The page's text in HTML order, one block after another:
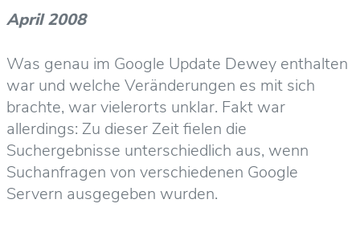
April 2008
Was genau im Google Update Dewey enthalten
war und welche Veränderungen es mit sich
brachte, war vielerorts unklar. Fakt war
allerdings: Zu dieser Zeit fielen die
Suchergebnisse unterschiedlich aus, wenn
Suchanfragen von verschiedenen Google
Servern ausgegeben wurden.